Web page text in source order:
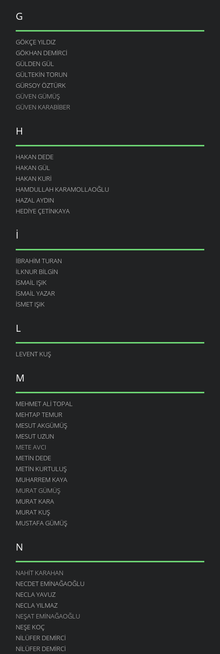
G
GÖKÇE YILDIZ
GÖKHAN DEMIRCI
GÜLDEN GÜL
GÜLTEKIN TORUN
GÜRSOY ÖZTÜRK
GÜVEN GÜMÜŞ
GÜVEN KARABIBER
H
HAKAN DEDE
HAKAN GÜL
HAKAN KURI
HAMDULLAH KARAMOLLAOĞLU
HAZAL AYDIN
HEDIYE ÇETINKAYA
I
İBRAHIM TURAN
İLKNUR BILGIN
İSMAIL IŞIK
ISMAIL YAZAR
ISMET IŞIK
L
LEVENT KUŞ
M
MEHMET ALI TOPAL
MEHTAP TEMUR
MESUT AKGÜMÜŞ
MESUT UZUN
METE AVCI
METIN DEDE
METIN KURTULUŞ
MUHARREM KAYA
MURAT GÜMÜŞ
MURAT KARA
MURAT KUŞ
MUSTAFA GÜMÜŞ
N
NAHIT KARAHAN
NECDET EMINAĞAOĞLU
NECLA YAVUZ
NECLA YILMAZ
NEŞAT EMINAĞAOĞLU
NEŞE KOÇ
NILÜFER DEMIRCI
NILÜFER DEMIRCI